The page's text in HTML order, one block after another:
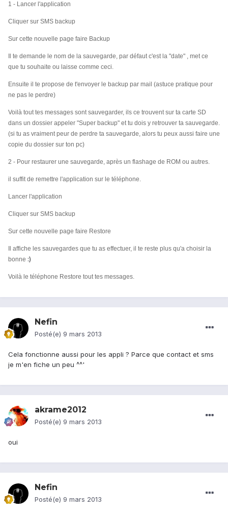
1 - Lancer l'application
Cliquer sur SMS backup
Sur cette nouvelle page faire Backup
Il te demande le nom de la sauvegarde, par défaut c'est la "date" , met ce
que tu souhaite ou laisse comme ceci.
Ensuite il te propose de t'envoyer le backup par mail (astuce pratique pour
ne pas le perdre)
Voilà tout tes messages sont sauvegarder, ils ce trouvent sur ta carte SD
dans un dossier appeler "Super backup" et tu dois y retrouver ta sauvegarde.
(si tu as vraiment peur de perdre ta sauvegarde, alors tu peux aussi faire une
copie du dossier sur ton pc)
2 - Pour restaurer une sauvegarde, après un flashage de ROM ou autres.
il suffit de remettre l'application sur le téléphone.
Lancer l'application
Cliquer sur SMS backup
Sur cette nouvelle page faire Restore
Il affiche les sauvegardes que tu as effectuer, il te reste plus qu'a choisir la
bonne :)
Voilà le téléphone Restore tout tes messages.
Nefin
Posté(e) 9 mars 2013
Cela fonctionne aussi pour les appli ? Parce que contact et sms
je m'en fiche un peu ^^'
akrame2012
Posté(e) 9 mars 2013
oui
Nefin
Posté(e) 9 mars 2013